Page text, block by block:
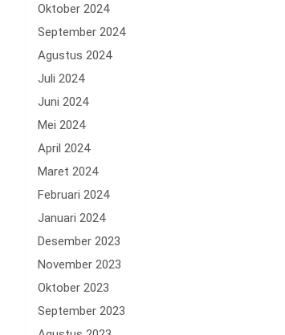
Oktober 2024
September 2024
Agustus 2024
Juli 2024
Juni 2024
Mei 2024
April 2024
Maret 2024
Februari 2024
Januari 2024
Desember 2023
November 2023
Oktober 2023
September 2023